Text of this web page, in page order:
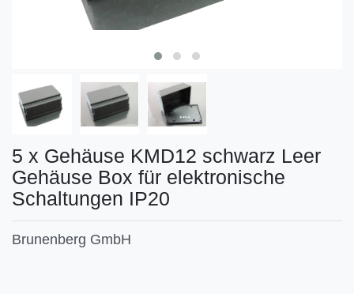
5 x Gehäuse KMD12 schwarz Leer
Gehäuse Box für elektronische
Schaltungen IP20
Brunenberg GmbH